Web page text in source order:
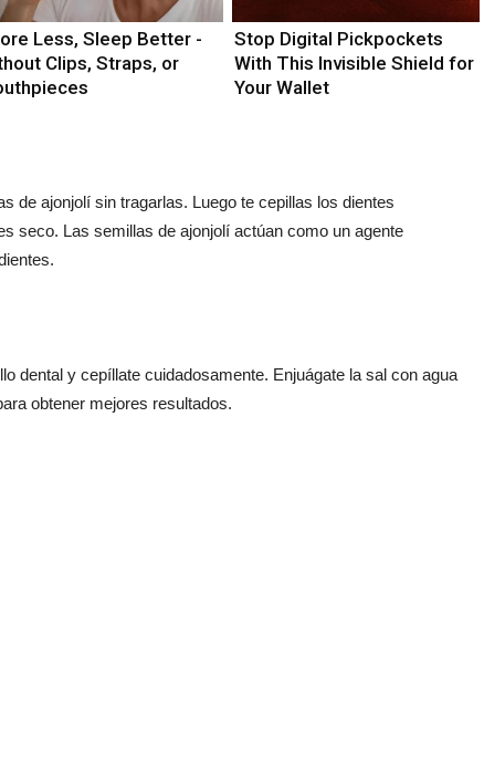
Less, Sleep Better -
Clips, Straps, or
Stop Digital Pickpockets
With This Invisible Shield for
Your Wallet
de ajonjolí sin tragarlas. Luego te cepillas los dientes
seco. Las semillas de ajonjolí actúan como un agente
dental y cepíllate cuidadosamente. Enjuágate la sal con agua
obtener mejores resultados.